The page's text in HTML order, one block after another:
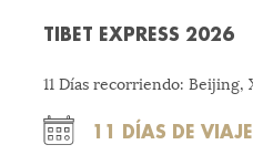
TIBET EXPRESS 2026
11 Días recorriendo: Beijing,
11 DÍAS DE VIAJE